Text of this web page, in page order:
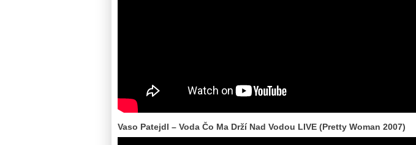
Vaso Patejdl – Voda Čo Ma Drží Nad Vodou LIVE (Pretty Woman 2007)